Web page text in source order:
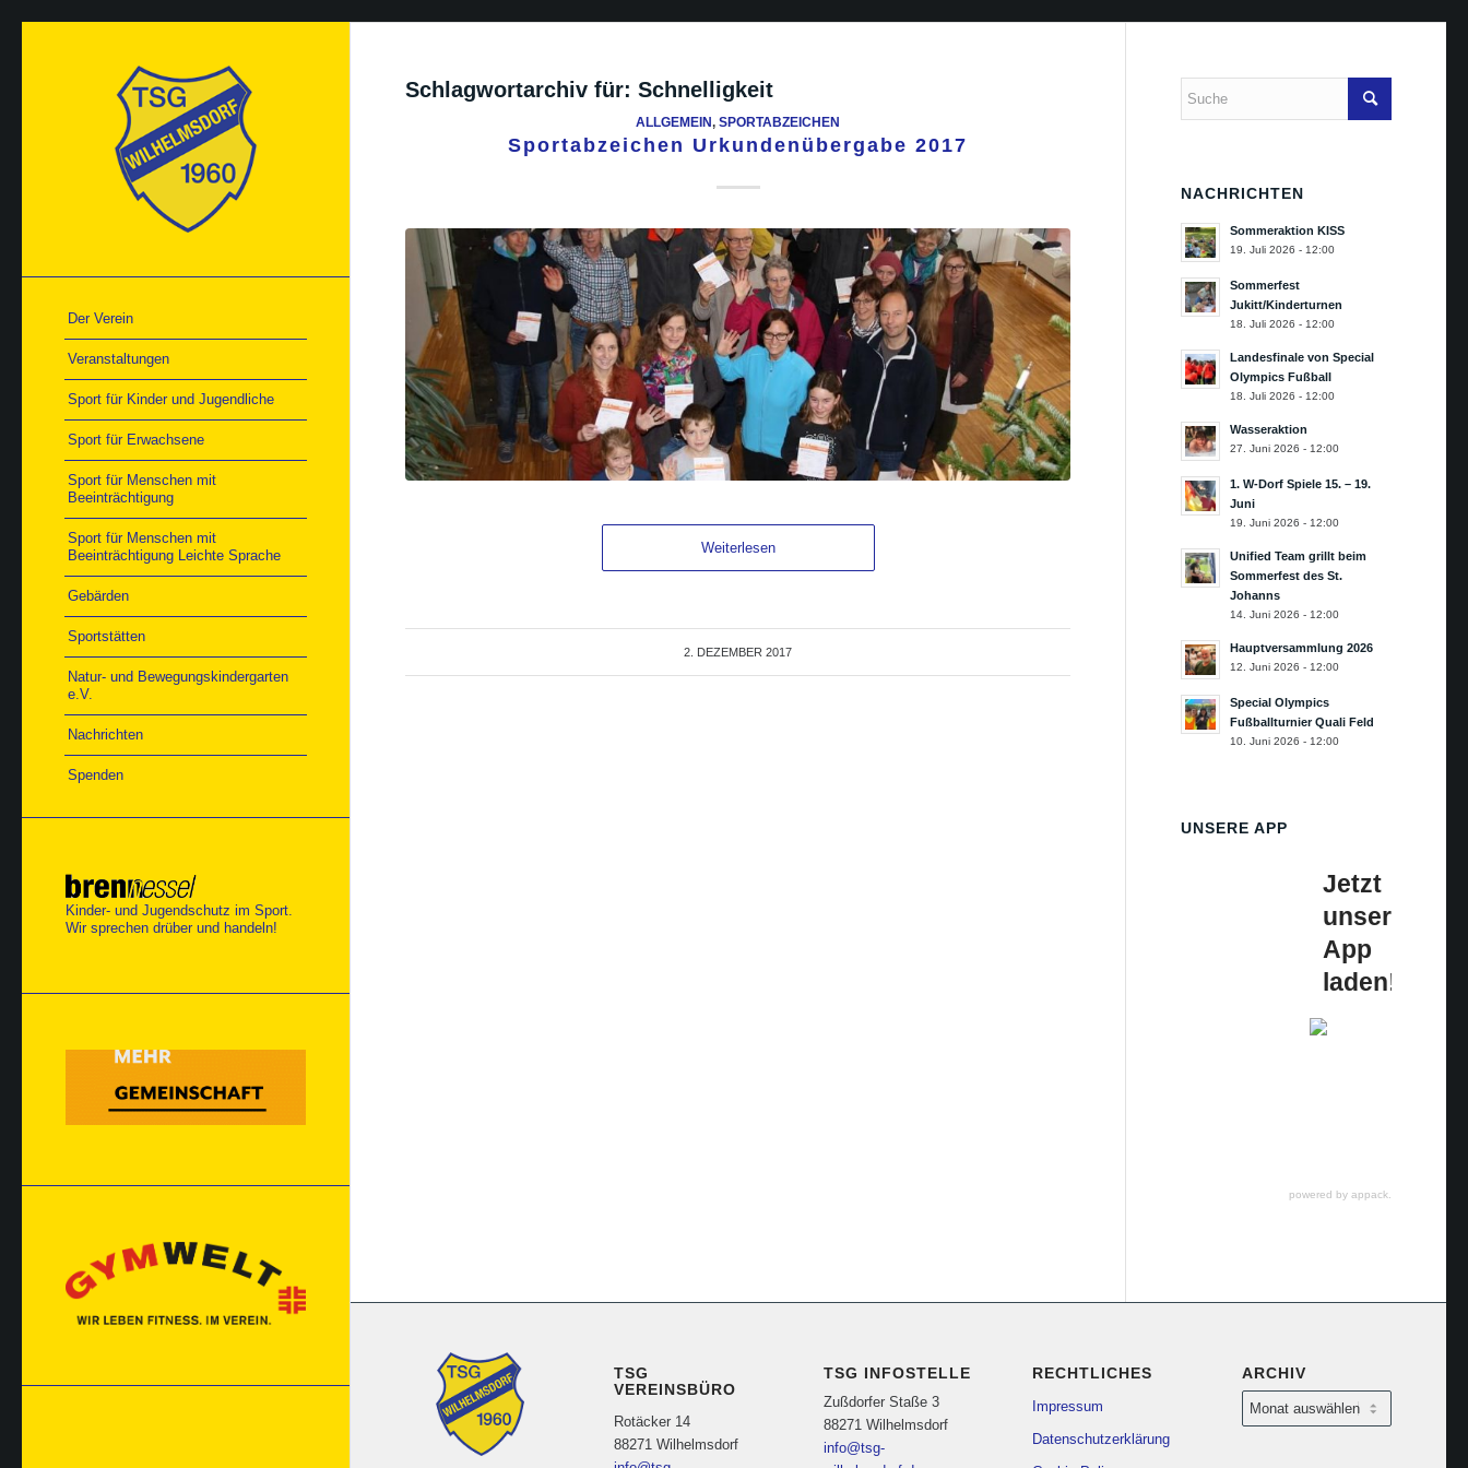
Der Verein
Veranstaltungen
Sport für Kinder und Jugendliche
Sport für Erwachsene
Sport für Menschen mit
Beeinträchtigung
Sport für Menschen mit
Beeinträchtigung Leichte Sprache
Gebärden
Sportstätten
Natur- und Bewegungskindergarten
e.V.
Nachrichten
Spenden
Kinder- und Jugendschutz im Sport.
Wir sprechen drüber und handeln!
Schlagwortarchiv für: Schnelligkeit
ALLGEMEIN,SPORTABZEICHEN
Sportabzeichen Urkundenübergabe 2017
Weiterlesen
2. DEZEMBER 2017
NACHRICHTEN
Sommeraktion KISS
19. Juli 2026 - 12:00
Sommerfest
Jukitt/Kinderturnen
18. Juli 2026 - 12:00
Landesfinale von Special
Olympics Fußball
18. Juli 2026 - 12:00
Wasseraktion
27. Juni 2026 - 12:00
1. W-Dorf Spiele 15. – 19.
Juni
19. Juni 2026 - 12:00
Unified Team grillt beim
Sommerfest des St.
Johanns
14. Juni 2026 - 12:00
Hauptversammlung 2026
12. Juni 2026 - 12:00
Special Olympics
Fußballturnier Quali Feld
10. Juni 2026 - 12:00
UNSERE APP
Jetzt
unsere
App
laden!
powered by appack.de
TSG
VEREINSBÜRO
Rotäcker 14
88271 Wilhelmsdorf
TSG INFOSTELLE
Zußdorfer Staße 3
88271 Wilhelmsdorf
info@tsg-
RECHTLICHES
Impressum
Datenschutzerklärung
ARCHIV